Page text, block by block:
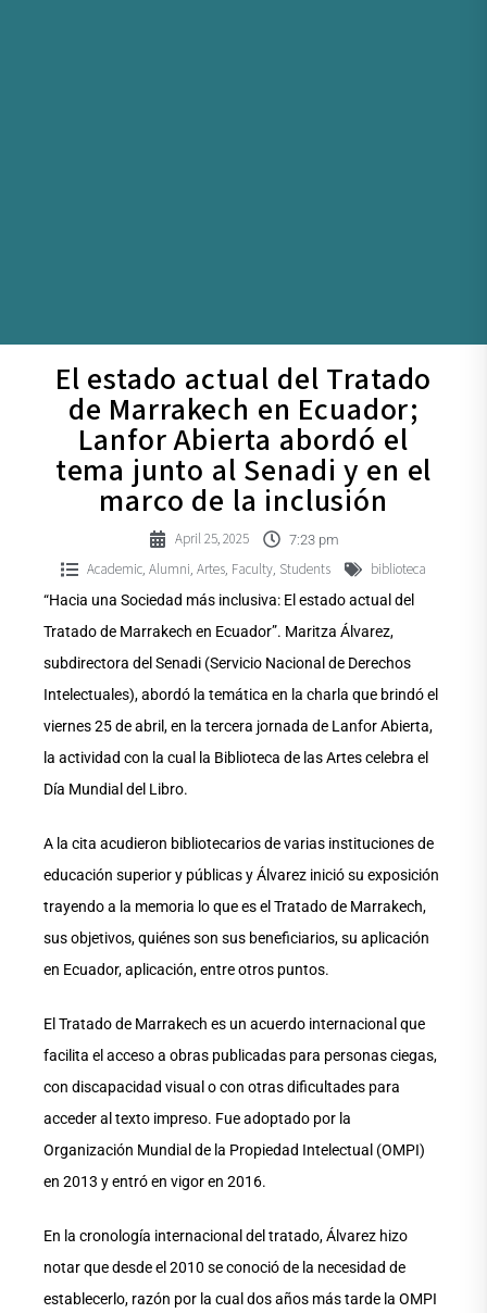
El estado actual del Tratado
de Marrakech en Ecuador;
Lanfor Abierta abordó el
tema junto al Senadi y en el
marco de la inclusión
April 25, 2025 7:23 pm
Academic Alumni Artes Faculty Students biblioteca
“Hacia una Sociedad más inclusiva: El estado actual del
Tratado de Marrakech en Ecuador”. Maritza Álvarez,
subdirectora del Senadi (Servicio Nacional de Derechos
Intelectuales), abordó la temática en la charla que brindó el
viernes 25 de abril, en la tercera jornada de Lanfor Abierta,
la actividad con la cual la Biblioteca de las Artes celebra el
Día Mundial del Libro.
A la cita acudieron bibliotecarios de varias instituciones de
educación superior y públicas y Álvarez inició su exposición
trayendo a la memoria lo que es el Tratado de Marrakech,
sus objetivos, quiénes son sus beneficiarios, su aplicación
en Ecuador, aplicación, entre otros puntos.
El Tratado de Marrakech es un acuerdo internacional que
facilita el acceso a obras publicadas para personas ciegas,
con discapacidad visual o con otras dificultades para
acceder al texto impreso. Fue adoptado por la
Organización Mundial de la Propiedad Intelectual (OMPI)
en 2013 y entró en vigor en 2016.
En la cronología internacional del tratado, Álvarez hizo
notar que desde el 2010 se conoció de la necesidad de
establecerlo, razón por la cual dos años más tarde la OMPI